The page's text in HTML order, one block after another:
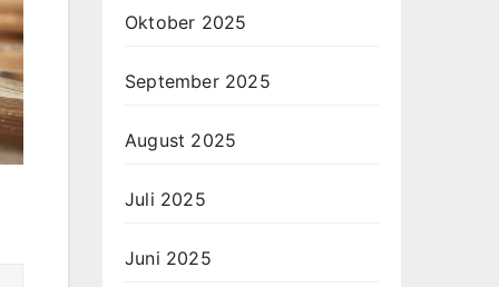
Oktober 2025
September 2025
August 2025
Juli 2025
Juni 2025